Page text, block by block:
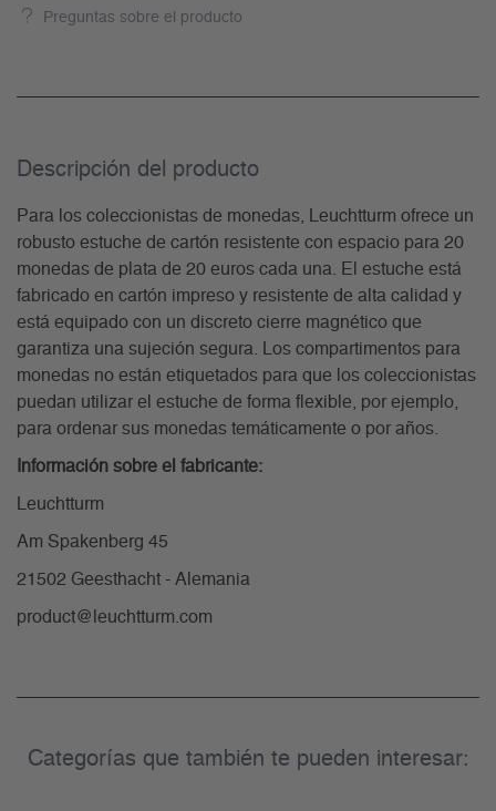
Preguntas sobre el producto
Descripción del producto
Para los coleccionistas de monedas, Leuchtturm ofrece un
robusto estuche de cartón resistente con espacio para 20
monedas de plata de 20 euros cada una. El estuche está
fabricado en cartón impreso y resistente de alta calidad y
está equipado con un discreto cierre magnético que
garantiza una sujeción segura. Los compartimentos para
monedas no están etiquetados para que los coleccionistas
puedan utilizar el estuche de forma flexible, por ejemplo,
para ordenar sus monedas temáticamente o por años.
Información sobre el fabricante:
Leuchtturm
Am Spakenberg 45
21502 Geesthacht - Alemania
product@leuchtturm.com
Categorías que también te pueden interesar: